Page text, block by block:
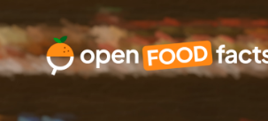
content